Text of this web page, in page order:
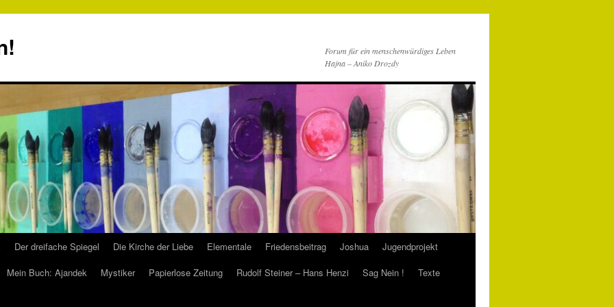
Forum für ein menschenwürdiges Leben
Hajna – Aniko Drozdy
Der dreifache Spiegel Die Kirche der Liebe Elementale Friedensbeitrag Joshua
Jugendprojekt
Mein Buch: Ajandek Mystiker Papierlose Zeitung Rudolf Steiner – Hans Henzi Sag Nein !
Texte